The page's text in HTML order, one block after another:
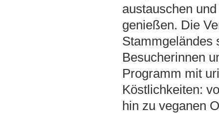
austauschen
genießen. Die
Stammgeländes
Besucherinnen
Programm mit
Köstlichkeiten:
hin zu veganen